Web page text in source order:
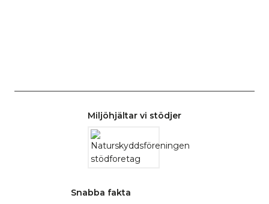
Miljöhjältar vi stödjer
Snabba fakta